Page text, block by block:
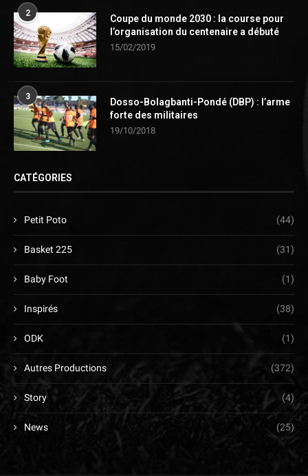
2
Coupe du monde 2030 : la course pour
l’organisation du centenaire a débuté
15/02/2019
3
Dosso-Bolagbanti-Pondé (DBP) : l’arme
forte des militaires
19/10/2018
CATÉGORIES
Petit Poto (44)
Basket 225 (31)
Baby Foot (1)
Inspirés (38)
ODK (1)
Autres Productions (372)
Story (4)
News (25)